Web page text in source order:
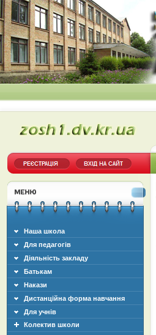
Наша школа
Для педагогів
Діяльність закладу
Батькам
Накази
Дистанційна форма навчання
Для учнів
Колектив школи